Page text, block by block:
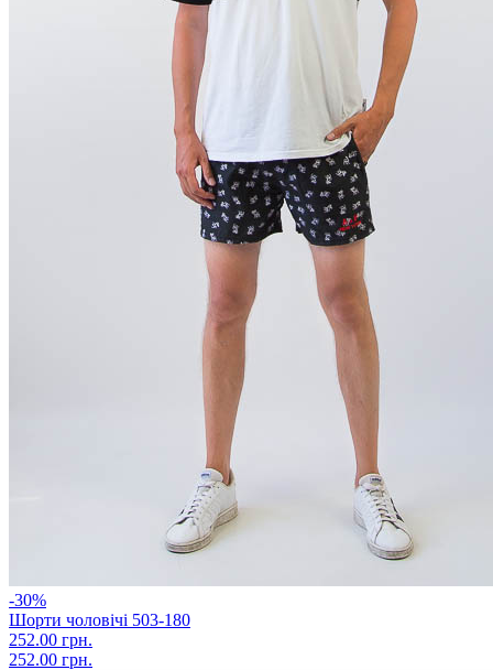
-30%
Шорти чоловічі 503-180
252.00 грн.
252.00 грн.